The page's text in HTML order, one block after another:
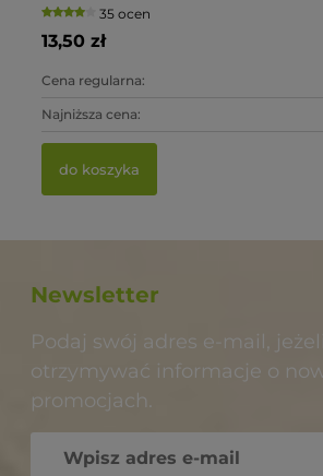
35 ocen
13,50 zł
Cena regularna:
Najniższa cena:
do koszyka
Newsletter
Podaj swój adres e-mail,
otrzymywać informacje o
promocjach.